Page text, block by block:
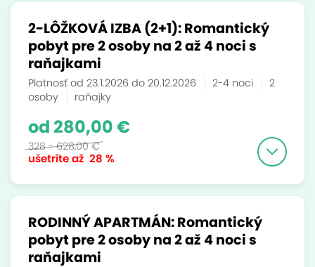
2-LÔŽKOVÁ IZBA (2+1): Romantický
pobyt pre 2 osoby na 2 až 4 noci s
raňajkami
Platnosť od 23.1.2026 do 20.12.2026 2-4 noci
2
osoby
raňajky
ušetríte až 28 %
od 280,00 €
328 - 628,00 €
RODINNÝ APARTMÁN: Romantický
pobyt pre 2 osoby na 2 až 4 noci s
raňajkami